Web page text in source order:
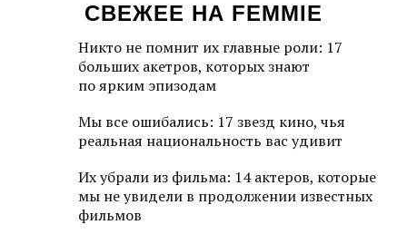
СВЕЖЕЕ НА FEMMIE
Никто не помнит их главные роли: 17
больших акетров, которых знают
по ярким эпизодам
Мы все ошибались: 17 звезд кино, чья
реальная национальность вас удивит
Их убрали из фильма: 14 актеров, которые
мы не увидели в продолжении известных
фильмов